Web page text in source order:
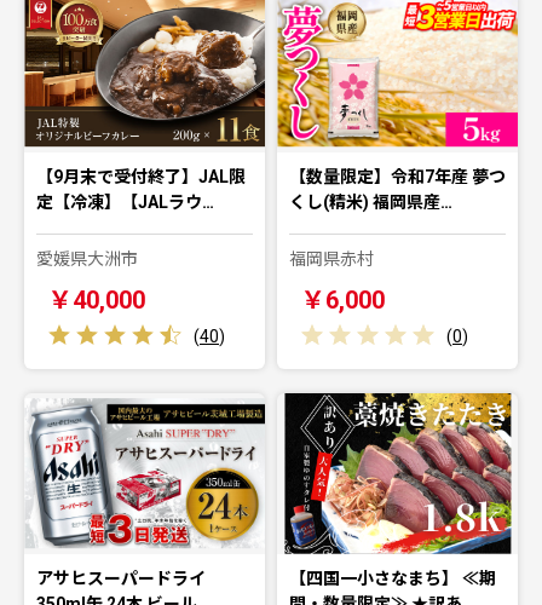
【9月末で受付終了】JAL限
定【冷凍】【JALラウ…
愛媛県大洲市
￥40,000
(40)
【数量限定】令和7年産 夢つ
くし(精米) 福岡県産…
福岡県赤村
￥6,000
(0)
アサヒスーパードライ
【四国一小さなまち】 ≪期